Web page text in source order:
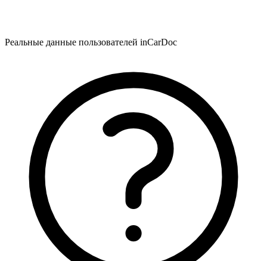
Реальные данные пользователей inCarDoc